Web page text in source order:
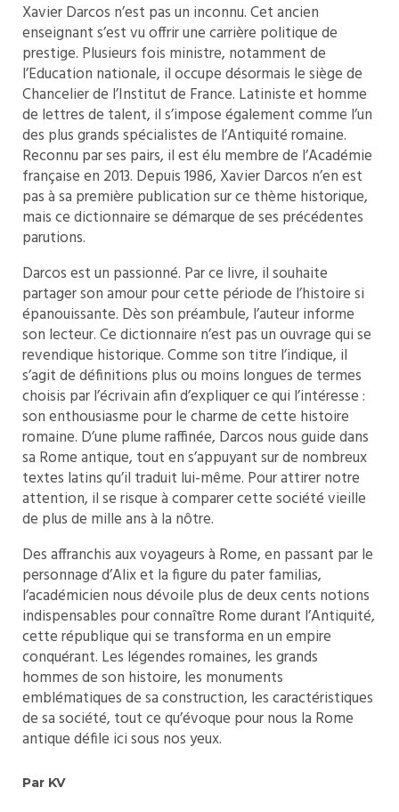
Xavier Darcos n’est pas un inconnu. Cet ancien
enseignant s’est vu offrir une carrière politique de
prestige. Plusieurs fois ministre, notamment de
l’Education nationale, il occupe désormais le siège de
Chancelier de l’Institut de France. Latiniste et homme
de lettres de talent, il s’impose également comme l’un
des plus grands spécialistes de l’Antiquité romaine.
Reconnu par ses pairs, il est élu membre de l’Académie
française en 2013. Depuis 1986, Xavier Darcos n’en est
pas à sa première publication sur ce thème historique,
mais ce dictionnaire se démarque de ses précédentes
parutions.
Darcos est un passionné. Par ce livre, il souhaite
partager son amour pour cette période de l’histoire si
épanouissante. Dès son préambule, l’auteur informe
son lecteur. Ce dictionnaire n’est pas un ouvrage qui se
revendique historique. Comme son titre l’indique, il
s’agit de définitions plus ou moins longues de termes
choisis par l’écrivain afin d’expliquer ce qui l’intéresse :
son enthousiasme pour le charme de cette histoire
romaine. D’une plume raffinée, Darcos nous guide dans
sa Rome antique, tout en s’appuyant sur de nombreux
textes latins qu’il traduit lui-même. Pour attirer notre
attention, il se risque à comparer cette société vieille
de plus de mille ans à la nôtre.
Des affranchis aux voyageurs à Rome, en passant par le
personnage d’Alix et la figure du pater familias,
l’académicien nous dévoile plus de deux cents notions
indispensables pour connaître Rome durant l’Antiquité,
cette république qui se transforma en un empire
conquérant. Les légendes romaines, les grands
hommes de son histoire, les monuments
emblématiques de sa construction, les caractéristiques
de sa société, tout ce qu’évoque pour nous la Rome
antique défile ici sous nos yeux.
Par KV